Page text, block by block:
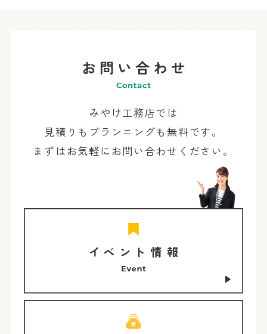
みやけ工務店では
見積りもプランニングも無料です。
まずはお気軽にお問い合わせください。